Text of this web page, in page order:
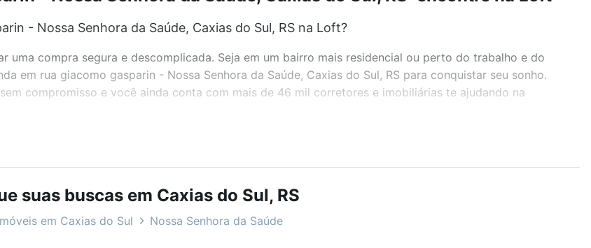
- Nossa Senhora da Saúde, Caxias do Sul, RS na Loft?
uma compra segura e descomplicada. Seja em um bairro mais residencial ou perto do trabalho e do
em rua giacomo gasparin - Nossa Senhora da Saúde, Caxias do Sul, RS para conquistar seu sonho.
compromisso e você ainda conta com mais de 46 mil corretores e imobiliárias te ajudando na
condomínios favoritos. Você também pode usar os filtros como quantidade de quartos, suítes, com
metragem e comodidades, como piscina, academia, salão de festas ou área verde e encontrar
Saúde, Caxias do Sul, RS ideal para você na Loft.
suas buscas em Caxias do Sul, RS
em Caxias do Sul Nossa Senhora da Saúde